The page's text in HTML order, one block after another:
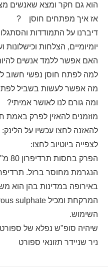
הוא גם חקר ומצא שאנשים
אז איך מפתחים חוסן
?
דיברנו על התמודדות
יומיומיים, הצלחות וכישלונות
האם אפשר ללמד אנשים
למה לפתח חוסן נפשי חשוב
מה אפשר לעשות בשביל
ומה גורם לנו לאושר אמיתי?
מוזמנים להאזין לפרק באמת
להאזנה לחצו עכשיו על הלינק:
לצפייה ביוטיוב לחצו:
הנגרמת מחוסר ברזל.
באירופה במדינות בהן הוא
השימוש.
שיהיה סופ"ש נפלא של
ניר שניידר תזונאי ספורט